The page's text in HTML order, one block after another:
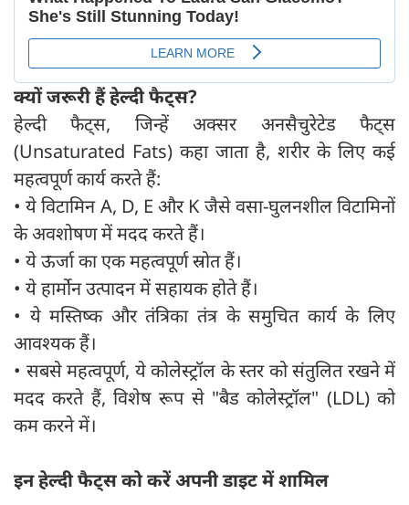
क्यों जरूरी हैं हेल्दी फैट्स?
हेल्दी फैट्स, जिन्हें अक्सर अनसैचुरेटेड फैट्स
(Unsaturated Fats) कहा जाता है, शरीर के लिए कई
महत्वपूर्ण कार्य करते हैं:
• ये विटामिन A, D, E और K जैसे वसा-घुलनशील विटामिनों
के अवशोषण में मदद करते हैं।
• ये ऊर्जा का एक महत्वपूर्ण स्रोत हैं।
• ये हार्मोन उत्पादन में सहायक होते हैं।
• ये मस्तिष्क और तंत्रिका तंत्र के समुचित कार्य के लिए
आवश्यक हैं।
• सबसे महत्वपूर्ण, ये कोलेस्ट्रॉल के स्तर को संतुलित रखने में
मदद करते हैं, विशेष रूप से "बैड कोलेस्ट्रॉल" (LDL) को
कम करने में।
इन हेल्दी फैट्स को करें अपनी डाइट में शामिल